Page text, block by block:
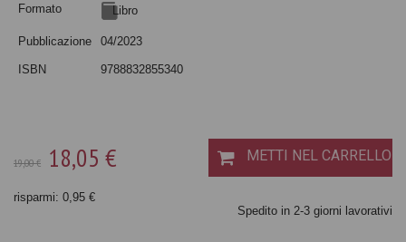
Formato Libro
Pubblicazione 04/2023
ISBN 9788832855340
19,00 € 18,05 € METTI NEL CARRELLO
risparmi: 0,95 €
Spedito in 2-3 giorni lavorativi